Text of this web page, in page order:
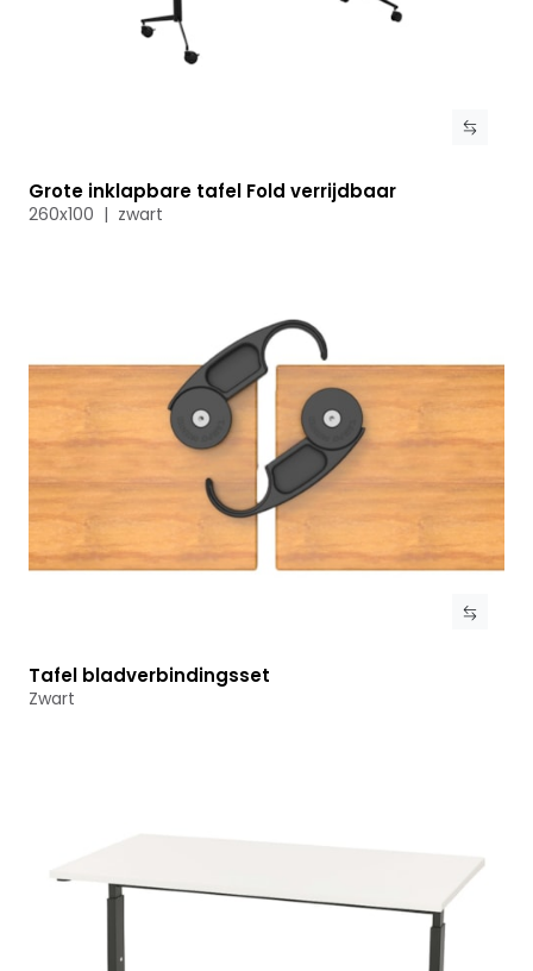
Bekijk product
Grote inklapbare tafel Fold verrijdbaar
260x100 | zwart
Bekijk product
Tafel bladverbindingsset
Zwart